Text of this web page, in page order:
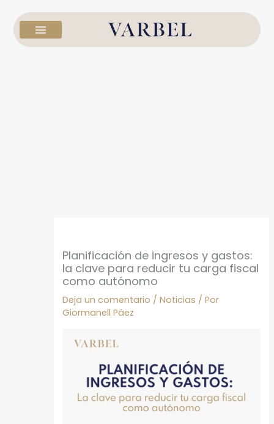
contenido
Planificación de ingresos y gastos:
la clave para reducir tu carga fiscal
como autónomo
Deja un comentario /Noticias / Por
Giormanell Páez